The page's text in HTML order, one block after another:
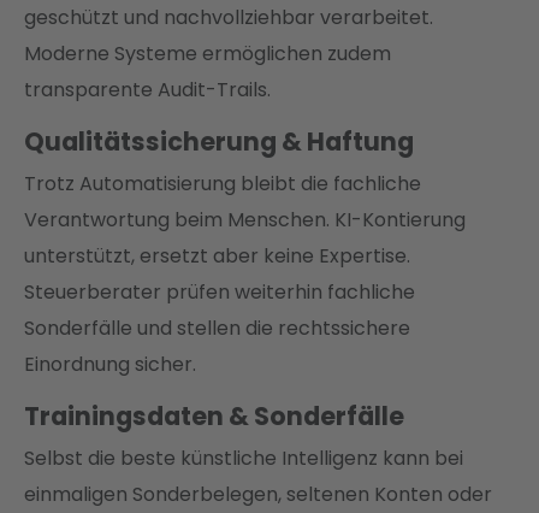
geschützt und nachvollziehbar verarbeitet.
Moderne Systeme ermöglichen zudem
transparente Audit-Trails.
Qualitätssicherung & Haftung
Trotz Automatisierung bleibt die fachliche
Verantwortung beim Menschen. KI-Kontierung
unterstützt, ersetzt aber keine Expertise.
Steuerberater prüfen weiterhin fachliche
Sonderfälle und stellen die rechtssichere
Einordnung sicher.
Trainingsdaten & Sonderfälle
Selbst die beste künstliche Intelligenz kann bei
einmaligen Sonderbelegen, seltenen Konten oder